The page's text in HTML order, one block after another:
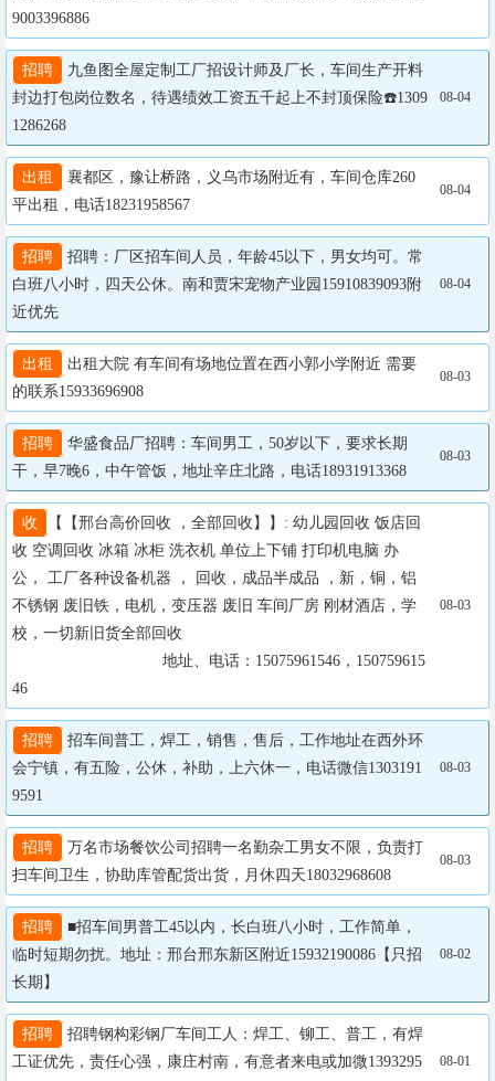
9003396886
招聘
九鱼图全屋定制工厂招设计师及厂长，车间生产开料
封边打包岗位数名，待遇绩效工资五千起上不封顶保险☎️1309
1286268
08-04
出租
襄都区，豫让桥路，义乌市场附近有，车间仓库260
平出租，电话18231958567
08-04
招聘
招聘：厂区招车间人员，年龄45以下，男女均可。常
白班八小时，四天公休。南和贾宋宠物产业园15910839093附
近优先
08-04
出租
出租大院 有车间有场地位置在西小郭小学附近 需要
的联系15933696908
08-03
招聘
华盛食品厂招聘：车间男工，50岁以下，要求长期
干，早7晚6，中午管饭，地址辛庄北路，电话18931913368
08-03
收
【【邢台高价回收 ，全部回收】】: 幼儿园回收 饭店回
收 空调回收 冰箱 冰柜 洗衣机 单位上下铺 打印机电脑 办
公， 工厂各种设备机器 ， 回收，成品半成品 ，新，铜，铝
不锈钢 废旧铁，电机，变压器 废旧 车间厂房 刚材酒店，学
校，一切新旧货全部回收
46
08-03
招聘
招车间普工，焊工，销售，售后，工作地址在西外环
会宁镇，有五险，公休，补助，上六休一，电话微信1303191
9591
08-03
招聘
万名市场餐饮公司招聘一名勤杂工男女不限，负责打
扫车间卫生，协助库管配货出货，月休四天18032968608
08-03
招聘
■招车间男普工45以内，长白班八小时，工作简单，
临时短期勿扰。地址：邢台邢东新区附近15932190086【只招
长期】
08-02
招聘
招聘钢构彩钢厂车间工人：焊工、铆工、普工，有焊
工证优先，责任心强，康庄村南，有意者来电或加微1393295
08-01